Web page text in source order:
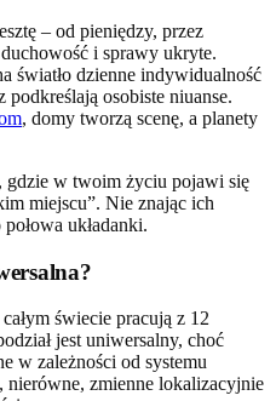
– od pieniędzy, przez
i sprawy ukryte.
światło dzienne indywidualność
osobiste niuanse.
, domy tworzą scenę, a planety
gdzie w twoim życiu pojawi się
miejscu”. Nie znając ich
układanki.
świecie pracują z 12
jest uniwersalny, choć
w zależności od systemu
zmienne lokalizacyjnie